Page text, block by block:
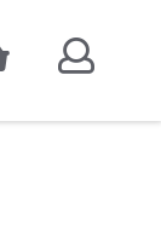
Accepter